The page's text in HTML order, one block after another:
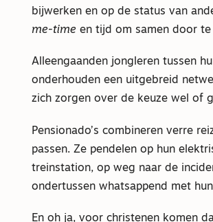
bijwerken en op de status van
me-time en tijd om samen door
Alleengaanden jongleren tussen
onderhouden een uitgebreid
zich zorgen over de keuze wel of
Pensionado’s combineren verre
passen. Ze pendelen op hun
treinstation, op weg naar de
ondertussen whatsappend met
En oh ja, voor christenen komen